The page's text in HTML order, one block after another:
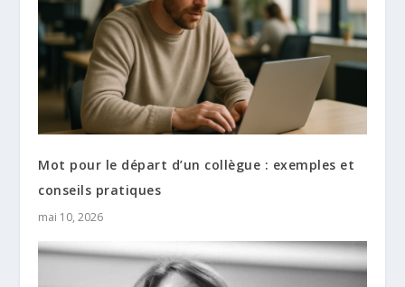
Mot pour le départ d’un collègue : exemples et
conseils pratiques
mai 10, 2026